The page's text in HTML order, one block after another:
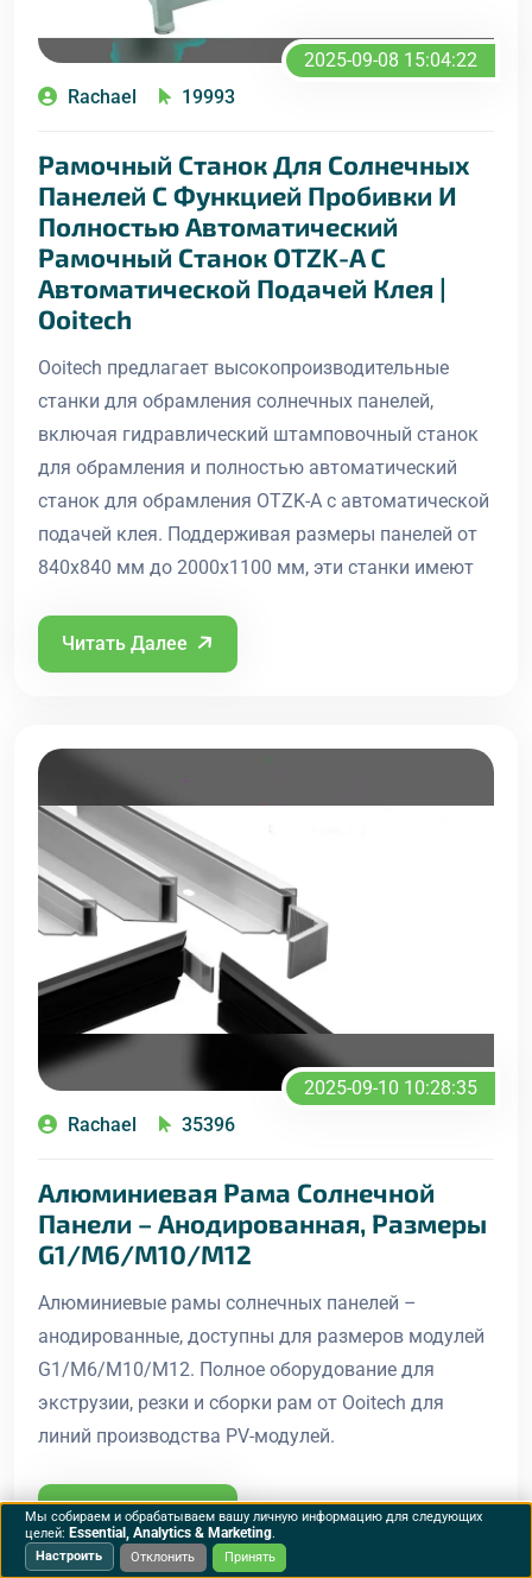
2025-09-08 15:04:22
Rachael
19993
Рамочный Станок Для Солнечных
Панелей С Функцией Пробивки И
Полностью Автоматический
Рамочный Станок OTZK-A С
Автоматической Подачей Клея |
Ooitech
Ooitech предлагает высокопроизводительные
станки для обрамления солнечных панелей,
включая гидравлический штамповочный станок
для обрамления и полностью автоматический
станок для обрамления OTZK-A с автоматической
подачей клея. Поддерживая размеры панелей от
840x840 мм до 2000x1100 мм, эти станки имеют
Читать Далее
2025-09-10 10:28:35
Rachael
35396
Алюминиевая Рама Солнечной
Панели – Анодированная, Размеры
G1/M6/M10/M12
Алюминиевые рамы солнечных панелей –
анодированные, доступны для размеров модулей
G1/M6/M10/M12. Полное оборудование для
экструзии, резки и сборки рам от Ooitech для
линий производства PV-модулей.
Читать Далее
Мы собираем и обрабатываем вашу личную информацию для следующих
целей: Essential, Analytics & Marketing.
Настроить
Отклонить Принять